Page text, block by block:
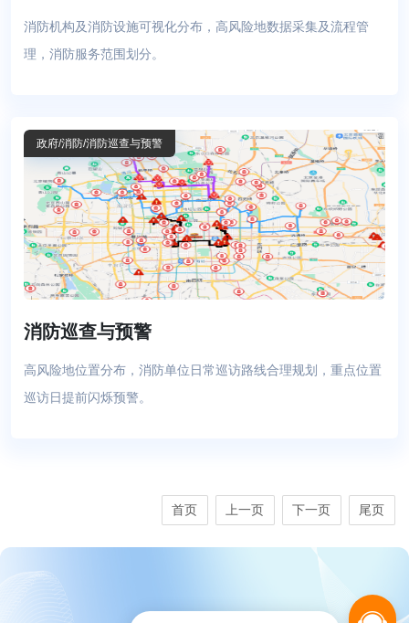
消防机构及消防设施可视化分布，高风险地数据采集及流程管
理，消防服务范围划分。
政府/消防/消防巡查与预警
消防巡查与预警
高风险地位置分布，消防单位日常巡访路线合理规划，重点位置
巡访日提前闪烁预警。
首页 上一页 下一页 尾页